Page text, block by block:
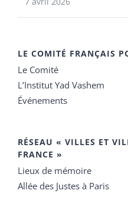
LE COMITÉ FRANÇAIS
Le Comité
L’Institut Yad Vashem
Événements
RÉSEAU « VILLES ET
FRANCE »
Lieux de mémoire
Allée des Justes à Paris